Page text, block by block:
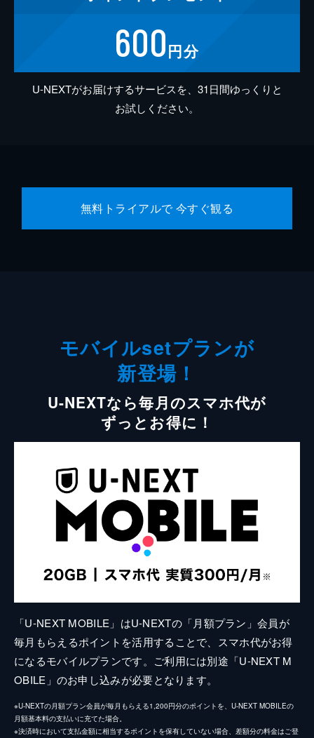
600円分
U-NEXTがお届けするサービスを、31日間ゆっくりと
お試しください。
無料トライアルで 今すぐ観る
モバイルsetプランが
新登場！
U-NEXTなら毎月のスマホ代が
ずっとお得に！
「U-NEXT MOBILE」はU-NEXTの「月額プラン」会員が
毎月もらえるポイントを活用することで、スマホ代がお得
になるモバイルプランです。ご利用には別途「U-NEXT M
OBILE」のお申し込みが必要となります。
※U-NEXTの月額プラン会員が毎月もらえる1,200円分のポイントを、U-NEXT MOBILEの
月額基本料の支払いに充てた場合。
※決済時において支払金額に相当するポイントを保有していない場合、差額分の料金はご登